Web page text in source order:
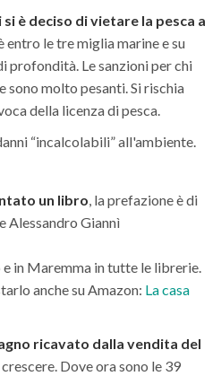
è deciso di vietare la pesca a
entro le tre miglia marine e su
profondità. Le sanzioni per chi
sono molto pesanti. Si rischia
della licenza di pesca.
“incalcolabili” all'ambiente.
un libro, la prefazione è di
Alessandro Giannì
in Maremma in tutte le librerie.
anche su Amazon: La casa
ricavato dalla vendita del
Dove ora sono le 39